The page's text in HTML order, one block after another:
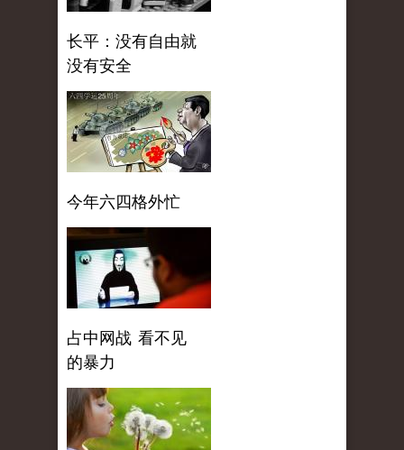
长平：没有自由就
没有安全
今年六四格外忙
占中网战 看不见
的暴力